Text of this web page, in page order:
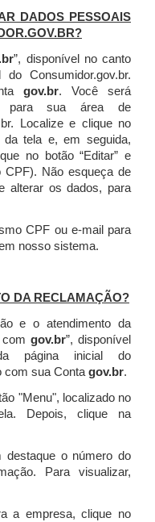
DADOS PESSOAIS
”, disponível no canto
Consumidor.gov.br.
gov.br. Você será
para sua área de
Localize e clique no
da tela e, em seguida,
no botão “Editar” e
CPF). Não esqueça de
alterar os dados, para
CPF ou e-mail para
nosso sistema.
DA RECLAMAÇÃO?
e o atendimento da
gov.br”, disponível
página inicial do
com sua Contagov.br.
"Menu", localizado no
Depois, clique na
destaque o número do
Para visualizar,
a empresa, clique no